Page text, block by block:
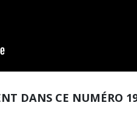
DANS CE NUMÉRO